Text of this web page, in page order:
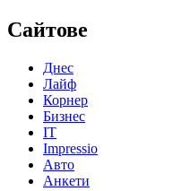
Сайтове
Днес
Лайф
Корнер
Бизнес
IT
Impressio
Авто
Анкети